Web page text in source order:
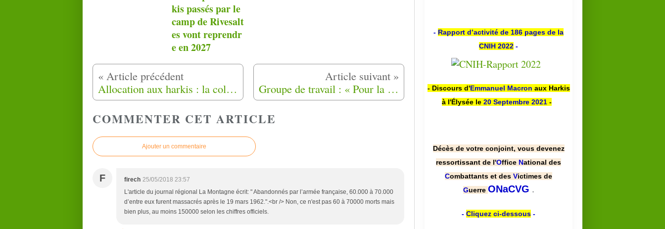
kis passés par le
camp de Rivesalt
es vont reprendr
e en 2027
Allocation aux harkis : la colère des sénateurs contre le gouvernement Groupe de travail : « Pour la justice de la composante citoyenneté française-anciens-combattants-harkis et leurs descendants »
COMMENTER CET ARTICLE
Ajouter un commentaire
F firech 25/05/2018 23:57
L'article du journal régional La Montagne écrit: " Abandonnés par l’armée française, 60.000 à 70.000
d’entre eux furent massacrés après le 19 mars 1962.".<br /> Non, ce n'est pas 60 à 70000 morts mais
bien plus, au moins 150000 selon les chiffres officiels.
- Rapport d’activité de 186 pages de la
CNIH 2022 -
- Discours d'Emmanuel Macron aux Harkis
à l'Élysée le 20 Septembre 2021 -
Décès de votre conjoint, vous devenez
ressortissant de l'Office National des
Combattants et des Victimes de
Guerre ONaCVG .
- Cliquez ci-dessous -